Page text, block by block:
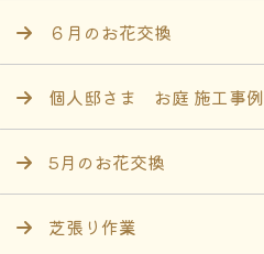
６月のお花交換
個人邸さま お庭 施工事例
5月のお花交換
芝張り作業